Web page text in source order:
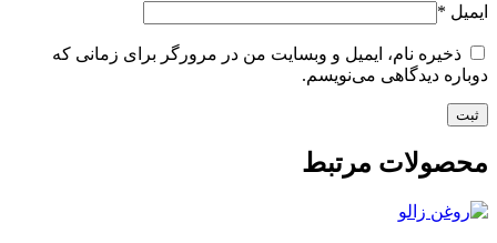
ایمیل *
ذخیره نام، ایمیل و وبسایت من در مرورگر برای زمانی که
دوباره دیدگاهی می‌نویسم.
محصولات مرتبط